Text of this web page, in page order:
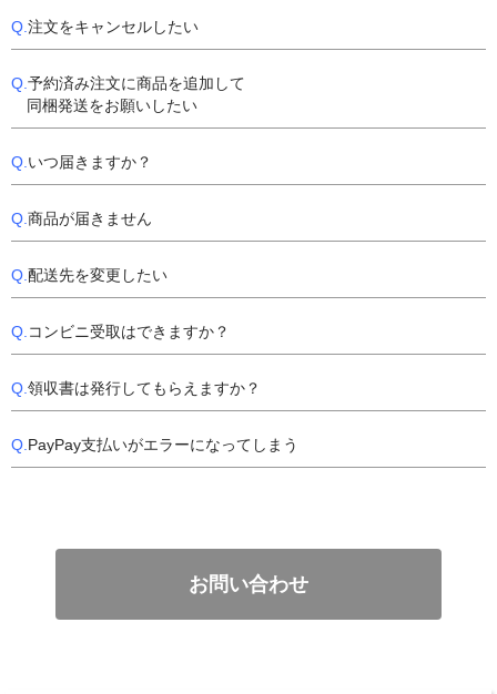
Q. 注文をキャンセルしたい
Q. 予約済み注文に商品を追加して
同梱発送をお願いしたい
Q. いつ届きますか？
Q. 商品が届きません
Q. 配送先を変更したい
Q. コンビニ受取はできますか？
Q. 領収書は発行してもらえますか？
Q. PayPay支払いがエラーになってしまう
お問い合わせ